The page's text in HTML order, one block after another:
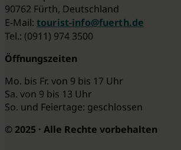
90762 Fürth, Deutschland
E-Mail: tourist-info@fuerth.de
Tel.: (0911) 974 3500
Öffnungszeiten
Mo. bis Fr. von 9 bis 17 Uhr
Sa. von 9 bis 13 Uhr
So. und Feiertage: geschlossen
© 2025 · Alle Rechte vorbehalten